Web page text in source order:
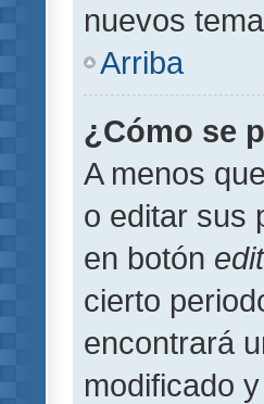
nuevos
Arriba
¿Cómo se
A menos
o editar sus
en botón
cierto
encontrará
modificado